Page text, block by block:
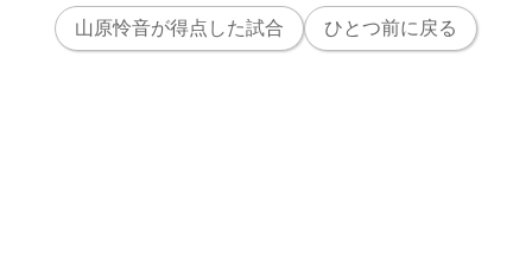
山原怜音が得点した試合 ひとつ前に戻る